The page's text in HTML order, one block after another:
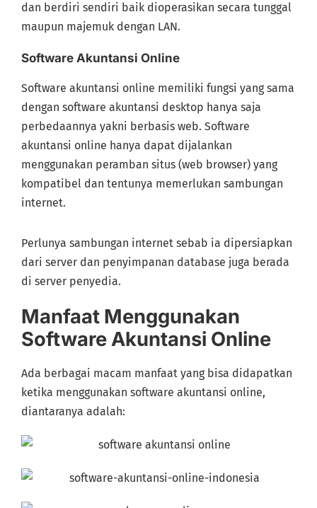
dan berdiri sendiri baik dioperasikan secara tunggal
maupun majemuk dengan LAN.
Software Akuntansi Online
Software akuntansi online memiliki fungsi yang sama
dengan software akuntansi desktop hanya saja
perbedaannya yakni berbasis web. Software
akuntansi online hanya dapat dijalankan
menggunakan peramban situs (web browser) yang
kompatibel dan tentunya memerlukan sambungan
internet.
Perlunya sambungan internet sebab ia dipersiapkan
dari server dan penyimpanan database juga berada
di server penyedia.
Manfaat Menggunakan
Software Akuntansi Online
Ada berbagai macam manfaat yang bisa didapatkan
ketika menggunakan software akuntansi online,
diantaranya adalah: